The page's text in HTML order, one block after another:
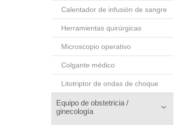
Calentador de infusión de sangre
Herramientas quirúrgicas
Microscopio operativo
Colgante médico
Litotriptor de ondas de choque
Equipo de obstetricia /
ginecología